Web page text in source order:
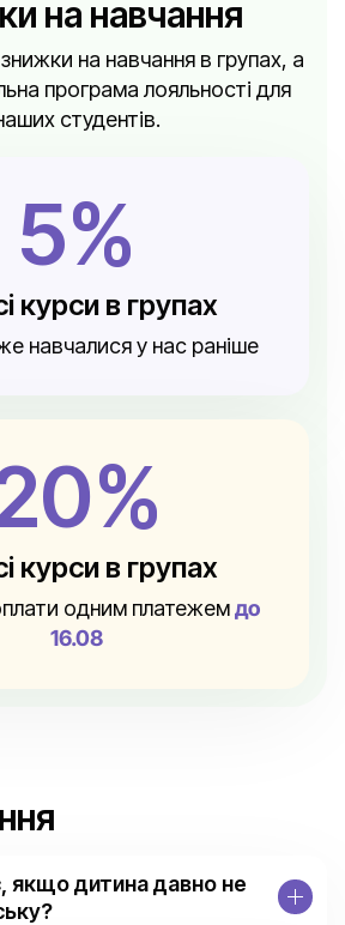
на навчання
на навчання в групах, а
програма лояльності для
студентів.
5%
курси в групах
навчалися у нас раніше
курси в групах
одним платежемдо
16.08
якщо дитина давно не